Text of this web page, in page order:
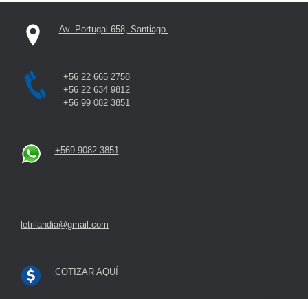
Av. Portugal 658, Santiago.
+56 22 665 2758
+56 22 634 9812
+56 99 082 3851
+569 9082 3851
letrilandia@gmail.com
COTIZAR AQUÍ